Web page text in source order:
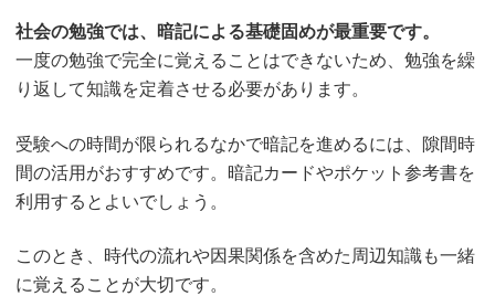
社会の勉強では、暗記による基礎固めが最重要です。
一度の勉強で完全に覚えることはできないため、勉強を繰
り返して知識を定着させる必要があります。
受験への時間が限られるなかで暗記を進めるには、隙間時
間の活用がおすすめです。暗記カードやポケット参考書を
利用するとよいでしょう。
このとき、時代の流れや因果関係を含めた周辺知識も一緒
に覚えることが大切です。